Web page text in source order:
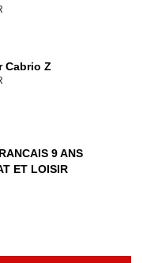
Cabrio Z
9 ANS
ET LOISIR